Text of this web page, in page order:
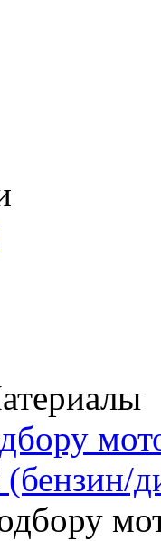
(бензин/